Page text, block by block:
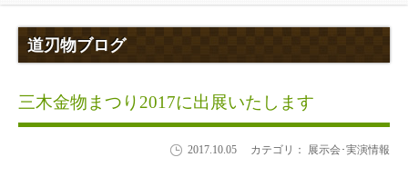
道刃物ブログ
三木金物まつり2017に出展いたします
2017.10.05 カテゴリ： 展示会･実演情報